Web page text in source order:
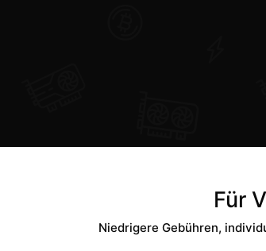
Für
Niedrigere Gebühren,